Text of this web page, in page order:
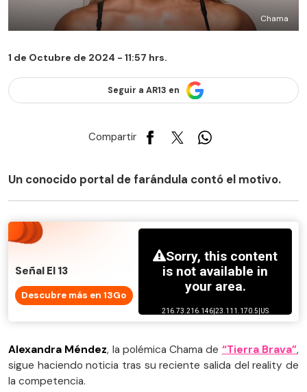
Chama
1 de Octubre de 2024 - 11:57 hrs.
Seguir a AR13 en
Compartir
Un conocido portal de farándula contó el motivo.
Señal El 13
Descubre más en 13Go
Alexandra Méndez, la polémica Chama de “Tierra Brava”,
sigue haciendo noticia tras su reciente salida del reality de
la competencia.